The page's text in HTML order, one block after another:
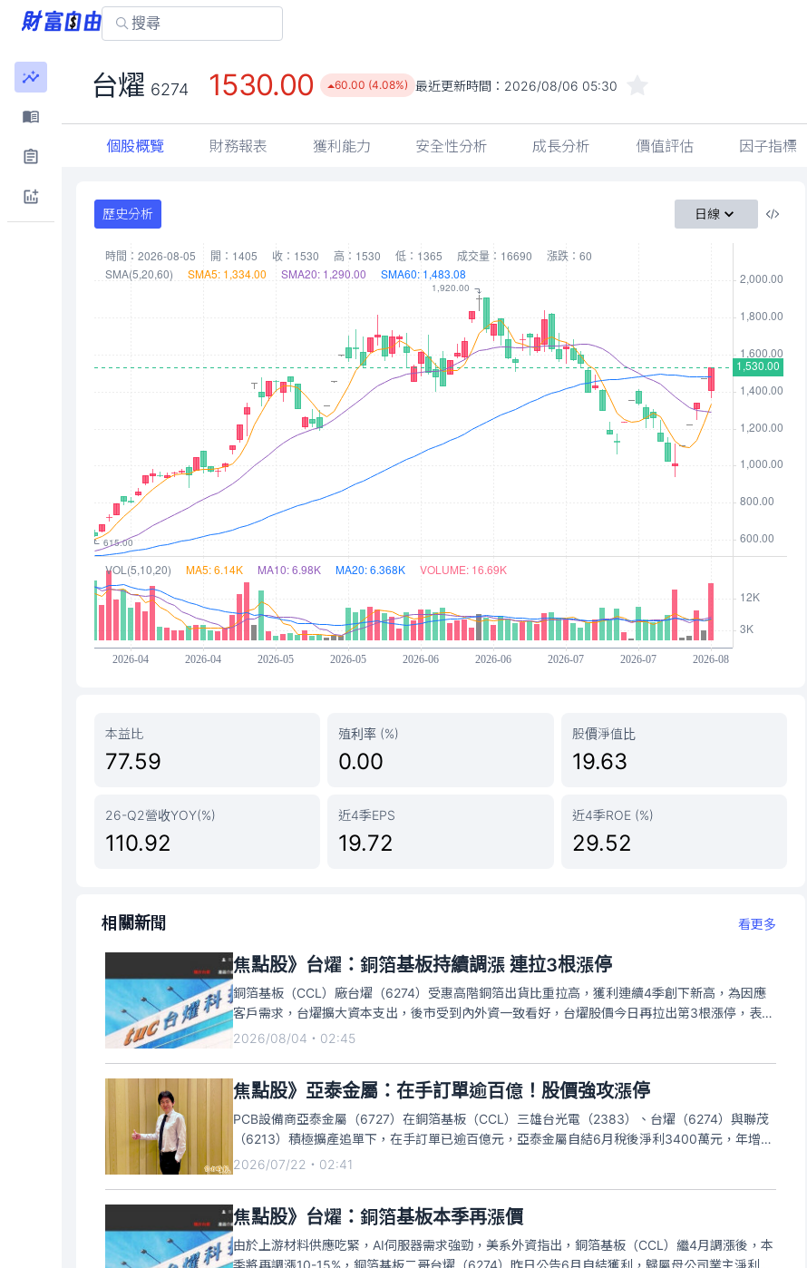
台燿 6274 1530.00 60.00 (4.08%) 最近更新時間： 2026/08/06 05:30
個股概覽 財務報表 獲利能力 安全性分析 成長分析 價值評估 因子指標
歷史分析 日線
本益比
77.59
殖利率 (%)
0.00
股價淨值比
19.63
26-Q2營收YOY(%)
110.92
近4季EPS
19.72
近4季ROE (%)
29.52
相關新聞 看更多
焦點股》台燿：銅箔基板持續調漲 連拉3根漲停
銅箔基板（CCL）廠台燿（6274）受惠高階銅箔出貨比重拉高，獲利連續4季創下新高，為因應
客戶需求，台燿擴大資本支出，後市受到內外資一致看好，台燿股價今日再拉出第3根漲停，表現
相當強勢。截至10:25分左右，台燿亮燈漲停，漲停價1340元，收復月線，成交量約8185張，漲
2026/08/04・02:45
焦點股》亞泰金屬：在手訂單逾百億！股價強攻漲停
PCB設備商亞泰金屬（6727）在銅箔基板（CCL）三雄台光電（2383）、台燿（6274）與聯茂
（6213）積極擴產追單下，在手訂單已逾百億元，亞泰金屬自結6月稅後淨利3400萬元，年增
23.39%，單月每股稅後盈餘1.27元，已達到首季2.94元的43%。
2026/07/22・02:41
焦點股》台燿：銅箔基板本季再漲價
由於上游材料供應吃緊，AI伺服器需求強勁，美系外資指出，銅箔基板（CCL）繼4月調漲後，本
季將再調漲10-15%，銅箔基板二哥台燿（6274）昨日公告6月自結獲利，歸屬母公司業主淨利9